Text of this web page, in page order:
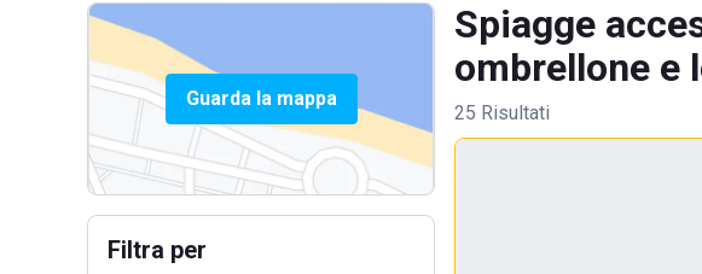
Guarda la mappa
Filtra per
Spiagge
ombrellone e
25 Risultati